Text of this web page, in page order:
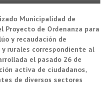
Municipalidad de
Proyecto de Ordenanza para
y recaudación de
rurales correspondiente al
el pasado 26 de
activa de ciudadanos,
de diversos sectores